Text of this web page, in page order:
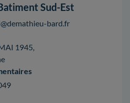
Sud-Est
bard.fr
1945,